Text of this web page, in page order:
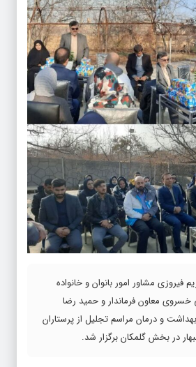
فیروزی مشاور امور بانوان و خانواده
خسروی معاون فرماندار و حمید رضا
و درمان مراسم تجلیل از پرستاران
در بخش گلمکان برگزار شد.